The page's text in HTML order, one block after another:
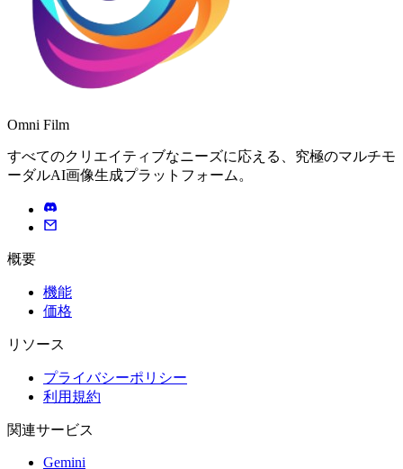
Omni Film
すべてのクリエイティブなニーズに応える、究極のマルチモ
ーダルAI画像生成プラットフォーム。
概要
機能
価格
リソース
プライバシーポリシー
利用規約
関連サービス
Gemini